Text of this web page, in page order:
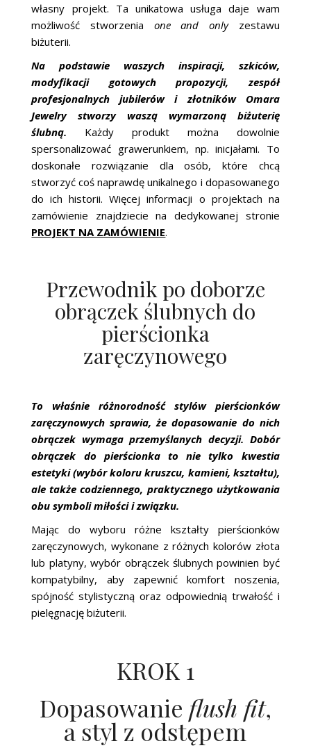
własny projekt. Ta unikatowa usługa daje wam
możliwość stworzenia one and onlyzestawu
biżuterii.
Na podstawie waszych inspiracji, szkiców,
modyfikacji gotowych propozycji, zespół
profesjonalnych jubilerów i złotników Omara
Jewelry stworzy waszą wymarzoną biżuterię
ślubną.
Każdy produkt można dowolnie
spersonalizować grawerunkiem, np. inicjałami. To
doskonałe rozwiązanie dla osób, które chcą
stworzyć coś naprawdę unikalnego i dopasowanego
do ich historii. Więcej informacji o projektach na
zamówienie znajdziecie na dedykowanej stronie
PROJEKT NA ZAMÓWIENIE.
Przewodnik po doborze
obrączek ślubnych do
pierścionka
zaręczynowego
To właśnie różnorodność stylów pierścionków
zaręczynowych sprawia, że dopasowanie do nich
obrączek wymaga przemyślanych decyzji. Dobór
obrączek do pierścionka to nie tylko kwestia
estetyki (wybór koloru kruszcu, kamieni, kształtu),
ale także codziennego, praktycznego użytkowania
obu symboli miłości i związku.
Mając do wyboru różne kształty pierścionków
zaręczynowych, wykonane z różnych kolorów złota
lub platyny, wybór obrączek ślubnych powinien być
kompatybilny, aby zapewnić komfort noszenia,
spójność stylistyczną oraz odpowiednią trwałość i
pielęgnację biżuterii.
KROK 1
Dopasowanie flush fit,
a styl z odstępem